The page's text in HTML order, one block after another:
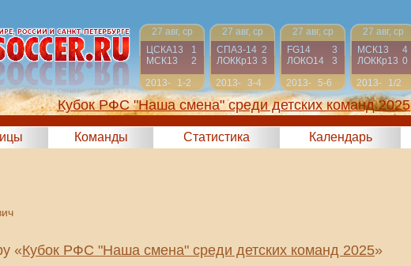
27 авг, ср
ЦСКА13
1
МСК13
2
2013-
2014
1-2
27 авг, ср
СПА3-14 2
ЛОККр13 3
2013-
2014
3-4
27 авг, ср
FG14
3
ЛОКО14
3
2013-
2014
5-6
27 авг, ср
МСК13
4
ЛОККр13 0
2013-
2014
1/2
Кубок РФС "Наша смена" среди детских команд 2025
Команды Статистика Календарь
«Кубок РФС "Наша смена" среди детских команд 2025»